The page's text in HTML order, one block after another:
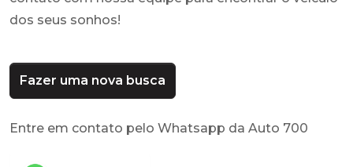
dos seus sonhos!
Fazer uma nova busca
Entre em contato pelo Whatsapp da Auto 700